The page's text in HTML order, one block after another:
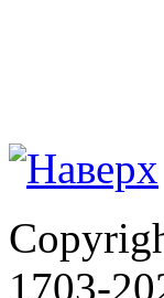
1703-